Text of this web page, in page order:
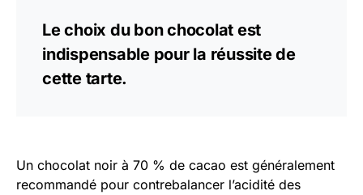
Le choix du bon chocolat est
indispensable pour la réussite de
cette tarte.
Un chocolat noir à 70 % de cacao est généralement
recommandé pour contrebalancer l’acidité des